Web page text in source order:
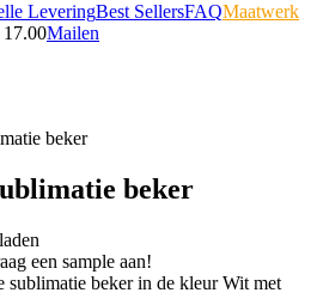
LeveringBest SellersFAQMaatwerk
Mailen
beker
beker
een sample aan!